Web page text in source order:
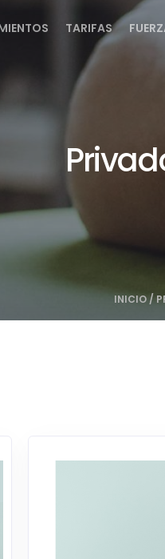
TARIFAS
INICIO/